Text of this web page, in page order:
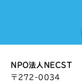
NPO法人NECST
〒272-0034